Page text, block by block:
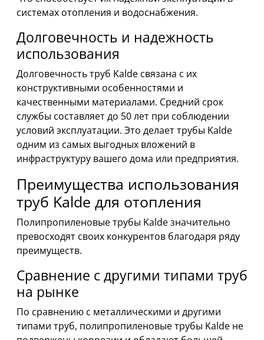
системах отопления и водоснабжения.
Долговечность и надежность
использования
Долговечность труб Kalde связана с их
конструктивными особенностями и
качественными материалами. Средний срок
службы составляет до 50 лет при соблюдении
условий эксплуатации. Это делает трубы Kalde
одним из самых выгодных вложений в
инфраструктуру вашего дома или предприятия.
Преимущества использования
труб Kalde для отопления
Полипропиленовые трубы Kalde значительно
превосходят своих конкурентов благодаря ряду
преимуществ.
Сравнение с другими типами труб
на рынке
По сравнению с металлическими и другими
типами труб, полипропиленовые трубы Kalde не